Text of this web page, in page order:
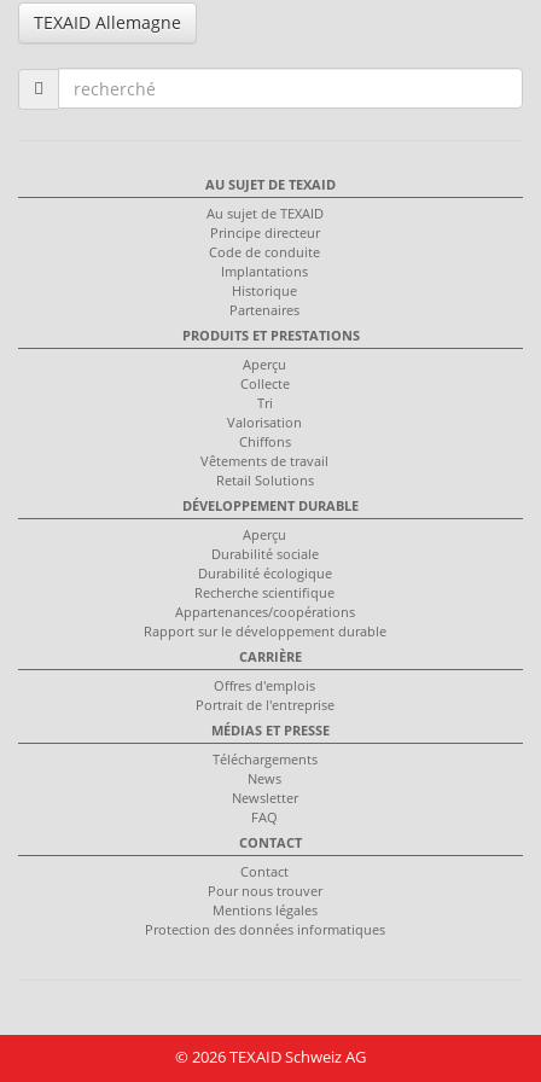
TEXAID Allemagne
AU SUJET DE TEXAID
Au sujet de TEXAID
Principe directeur
Code de conduite
Implantations
Historique
Partenaires
PRODUITS ET PRESTATIONS
Aperçu
Collecte
Tri
Valorisation
Chiffons
Vêtements de travail
Retail Solutions
DÉVELOPPEMENT DURABLE
Aperçu
Durabilité sociale
Durabilité écologique
Recherche scientifique
Appartenances/coopérations
Rapport sur le développement durable
CARRIÈRE
Offres d'emplois
Portrait de l'entreprise
MÉDIAS ET PRESSE
Téléchargements
News
Newsletter
FAQ
CONTACT
Contact
Pour nous trouver
Mentions légales
Protection des données informatiques
© 2026 TEXAID Schweiz AG